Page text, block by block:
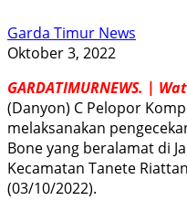
Garda Timur News
Oktober 3, 2022
GARDATIMURNEWS. |
(Danyon) C Pelopor
melaksanakan
Bone yang beralamat di
Kecamatan Tanete
(03/10/2022).